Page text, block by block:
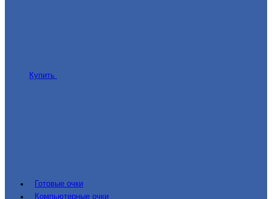
Купить
Готовые очки
Компьютерные очки